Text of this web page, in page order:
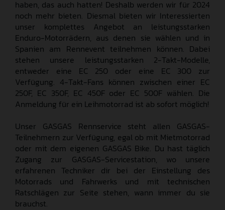
haben, das auch hatten! Deshalb werden wir für 2024
noch mehr bieten. Diesmal bieten wir Interessierten
unser komplettes Angebot an leistungsstarken
Enduro-Motorrädern, aus denen sie wählen und in
Spanien am Rennevent teilnehmen können. Dabei
stehen unsere leistungsstarken 2-Takt-Modelle,
entweder eine EC 250 oder eine EC 300 zur
Verfügung. 4-Takt-Fans können zwischen einer EC
250F, EC 350F, EC 450F oder EC 500F wählen. Die
Anmeldung für ein Leihmotorrad ist ab sofort möglich!
Unser GASGAS Rennservice steht allen GASGAS-
Teilnehmern zur Verfügung, egal ob mit Mietmotorrad
oder mit dem eigenen GASGAS Bike. Du hast täglich
Zugang zur GASGAS-Servicestation, wo unsere
erfahrenen Techniker dir bei der Einstellung des
Motorrads und Fahrwerks und mit technischen
Ratschlägen zur Seite stehen, wann immer du sie
brauchst.